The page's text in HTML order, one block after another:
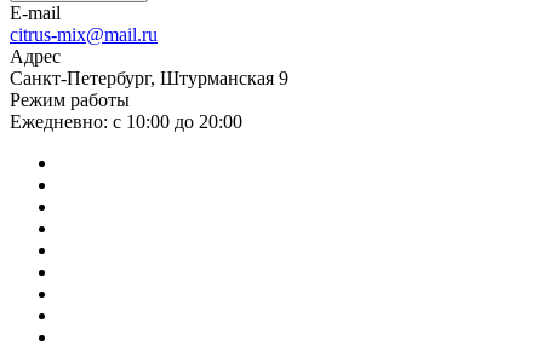
E-mail
citrus-mix@mail.ru
Адрес
Санкт-Петербург, Штурманская 9
Режим работы
Ежедневно: с 10:00 до 20:00